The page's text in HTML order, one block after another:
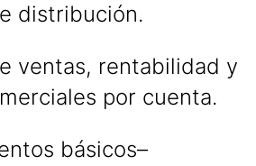
distribución.
ventas, rentabilidad y
por cuenta.
básicos–